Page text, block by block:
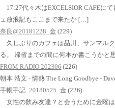
17:27代々木はEXCELSIOR CAFEに
ェ放浪記もここまで来たか […]
奈良@20181228_金 (229)
久しぶりのカフェは品川、サンマル
る。 帰省までの間に何本か書こうかと
FROM RADIO 202306 (226)
朝本 浩文 - 情熱 The Long Goodbye -
手帳手記_20180525_金 (226)
女性の飲み友達？と会うために金曜